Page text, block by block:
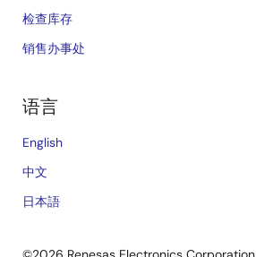
检查库存
销售办事处
语言
English
中文
日本語